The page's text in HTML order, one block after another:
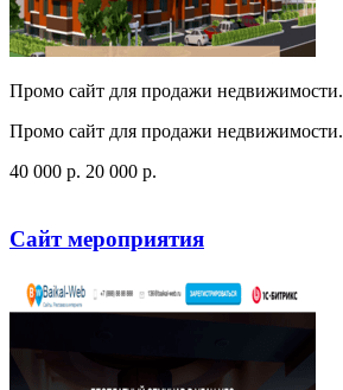
Промо сайт для продажи недвижимости.
Промо сайт для продажи недвижимости.
40 000 p. 20 000 p.
Сайт мероприятия